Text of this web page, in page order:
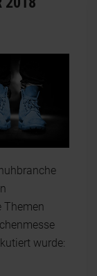
Themen
wurde: